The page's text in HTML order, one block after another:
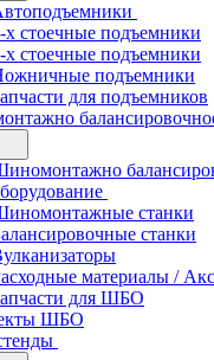
х стоечные подъемники
х стоечные подъемники
подъемники
для подъемников
станки
станки
материалы /
для ШБО
ШБО